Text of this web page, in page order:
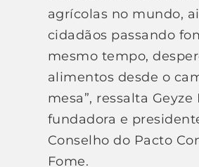
agrícolas no mundo,
cidadãos passando
mesmo tempo,
alimentos desde o
mesa”, ressalta Geyze
fundadora e
Conselho do Pacto
Fome.